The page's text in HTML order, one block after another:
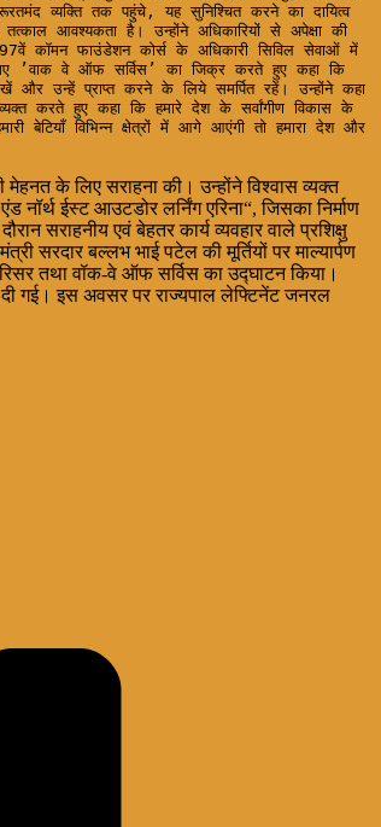
व्यक्ति तक पहुंचे, यह सुनिश्चित करने का दायित्व
आवश्यकता है। उन्होंने अधिकारियों से अपेक्षा की
कॉमन फाउंडेशन कोर्स के अधिकारी सिविल सेवाओं में
गए ’वाक वे ऑफ सर्विस’ का जिक्र करते हुए कहा कि
रखें और उन्हें प्राप्त करने के लिये समर्पित रहें। उन्होंने कहा
करते हुए कहा कि हमारे देश के सर्वांगीण विकास के
बेटियाँ विभिन्न क्षेत्रों में आगे आएंगी तो हमारा देश और
मेहनत के लिए सराहना की। उन्होंने विश्वास व्यक्त
ईस्ट आउटडोर लर्निंग एरिना“, जिसका निर्माण
सराहनीय एवं बेहतर कार्य व्यवहार वाले प्रशिक्षु
सरदार बल्लभ भाई पटेल की मूर्तियों पर माल्यार्पण
तथा वॉक-वे ऑफ सर्विस का उद्घाटन किया।
भी दी गई। इस अवसर पर राज्यपाल लेफ्टिनेंट जनरल